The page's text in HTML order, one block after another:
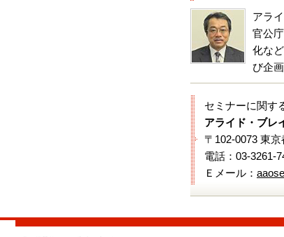
アラ
官公
化な
び企
セミナーに関す
アライド・ブレ
〒102-0073 東
電話：03-3261-
Ｅメール：